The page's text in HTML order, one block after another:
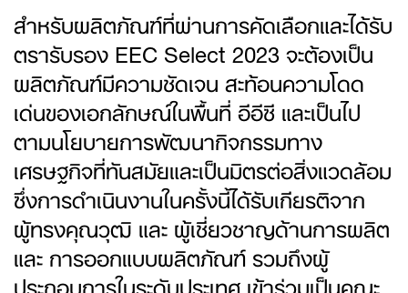
สำหรับผลิตภัณฑ์ที่ผ่านการคัดเลือกและได้รับ
ตรารับรอง EEC Select 2023 จะต้องเป็น
ผลิตภัณฑ์มีความชัดเจน สะท้อนความโดด
เด่นของเอกลักษณ์ในพื้นที่ อีอีซี และเป็นไป
ตามนโยบายการพัฒนากิจกรรมทาง
เศรษฐกิจที่ทันสมัยและเป็นมิตรต่อสิ่งแวดล้อม
ซึ่งการดำเนินงานในครั้งนี้ได้รับเกียรติจาก
ผู้ทรงคุณวุฒิ และ ผู้เชี่ยวชาญด้านการผลิต
และ การออกแบบผลิตภัณฑ์ รวมถึงผู้
ประกอบการในระดับประเทศ เข้าร่วมเป็นคณะ